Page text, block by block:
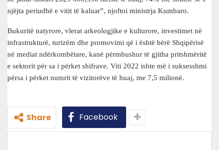
njëjta periudhë e vitit të kaluar”, njoftoi ministrja Kumbaro.
Bukuritë natyrore, vlerat arkeologjike e kulturore, investimet në
infrastrukturë, turizëm dhe promovimi që i është bërë Shqipërisë
në mediat ndërkombëtare, kanë përmbushur të gjitha pritshmëritë
e sektorit për sa i përket shifrave. Viti 2022 ishte më i suksesshmi
përsa i përket numrit të vizitorëve të huaj, me 7,5 milionë.
Share Facebook